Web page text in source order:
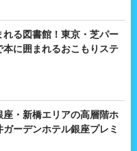
れる図書館！東京・芝パー
本に囲まれるおこもりステ
座・新橋エリアの高層階ホ
ガーデンホテル銀座プレミ